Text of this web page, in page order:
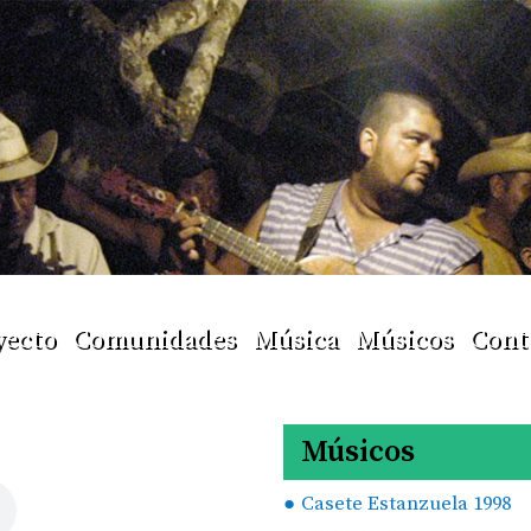
Comunidades Música Músicos
Músicos
Casete Estanzuela 1998